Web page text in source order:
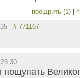
поощрить (1)
# 771167